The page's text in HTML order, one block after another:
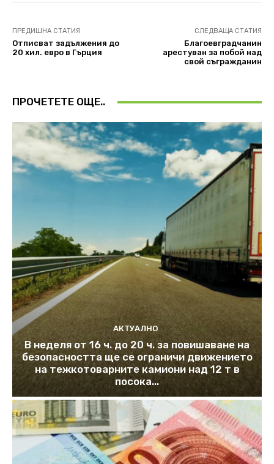
ПРЕДИШНА СТАТИЯ
Отписват задължения до
20 хил. евро в Гърция
СЛЕДВАЩА СТАТИЯ
Благоевградчанин
арестуван за побой над
свой съгражданин
ПРОЧЕТЕТЕ ОЩЕ..
АКТУАЛНО
В неделя от 16 ч. до 20 ч. за повишаване на
безопасността ще се ограничи движението
на тежкотоварните камиони над 12 т в
посока...